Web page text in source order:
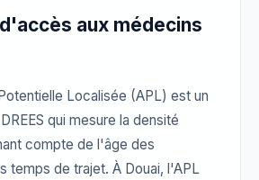
aux médecins
Localisée (APL) est un
qui mesure la densité
compte de l'âge des
temps de trajet. À Douai, l'APL